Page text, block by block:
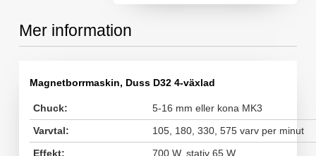
Mer information
Magnetborrmaskin, Duss D32 4-växlad
Chuck:
5-16 mm eller kona MK3
Varvtal:
105, 180, 330, 575 varv per minut
Effekt:
700 W, stativ 65 W